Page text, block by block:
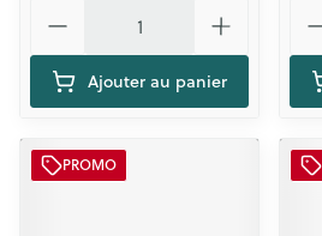
Ajouter au panier
PROMO